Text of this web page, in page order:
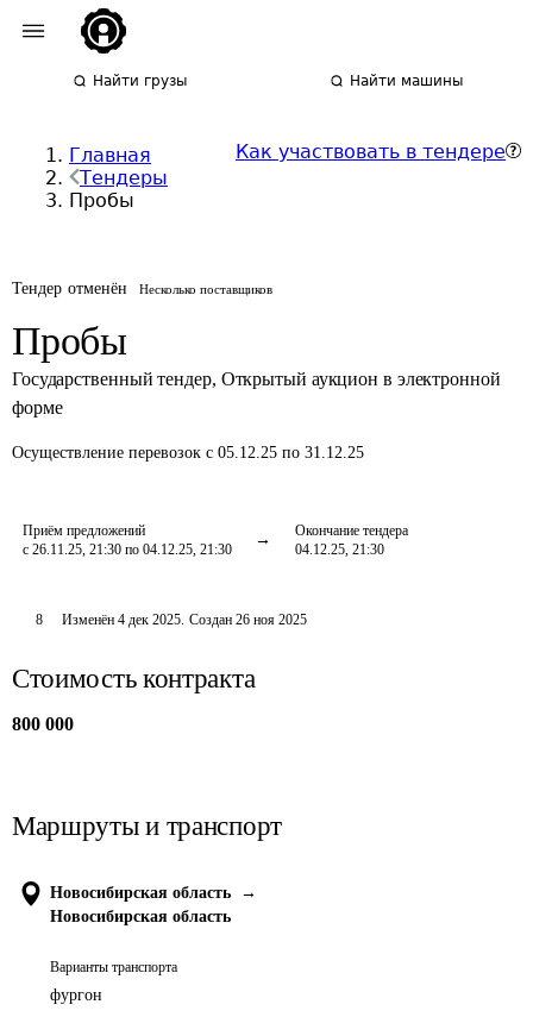
Найти грузы Найти машины
Главная
Тендеры
Пробы
Как участвовать в тендере
Тендер отменён Несколько поставщиков
Пробы
Государственный тендер, Открытый аукцион в электронной
форме
Осуществление перевозок с 05.12.25 по 31.12.25
Приём предложений
с 26.11.25, 21:30 по 04.12.25, 21:30
Окончание тендера
04.12.25, 21:30
8 Изменён 4 дек 2025. Создан 26 ноя 2025
Стоимость контракта
800 000
Маршруты и транспорт
Новосибирская область
→
Новосибирская область
Варианты транспорта
фургон